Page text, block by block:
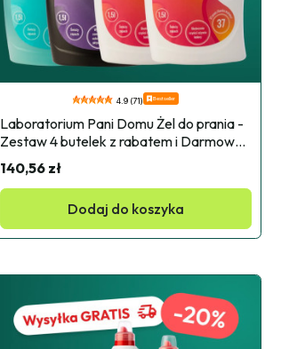
4.9 (71) Bestseller
Laboratorium Pani Domu Żel do prania -
Zestaw 4 butelek z rabatem i Darmową
140,56 zł
Dodaj do koszyka